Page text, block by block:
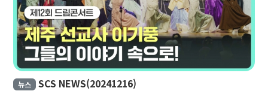
뉴스 SCS NEWS(20241216)